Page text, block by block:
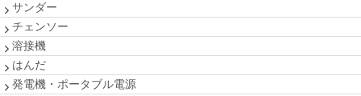
サンダー
チェンソー
溶接機
はんだ
発電機・ポータブル電源